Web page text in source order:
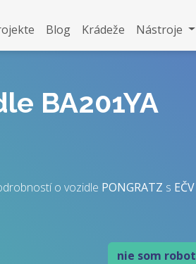
Blog Krádeže Nástroje
BA201YA
o vozidle PONGRATZ s EČV
nie som robot